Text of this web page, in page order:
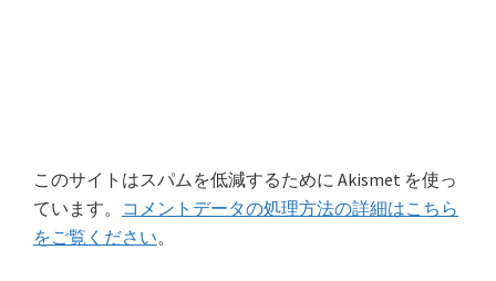
このサイトはスパムを低減するために Akismet を使っ
ています。 コメントデータの処理方法の詳細はこちら
をご覧ください。